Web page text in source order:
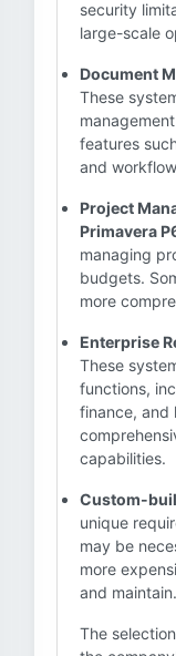
security
large-scale
Document
These
features
and
Project
Primavera
managing
budgets.
more
Enterprise
These
functions,
finance, and
capabilities.
Custom-
unique
may be
more
and maintain.
The